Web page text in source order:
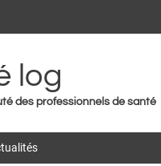
log
des professionnels de santé